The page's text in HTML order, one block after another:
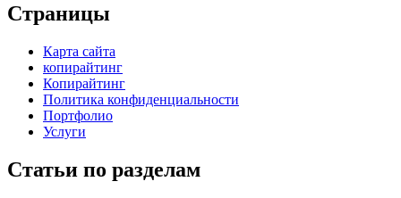
Страницы
Карта сайта
копирайтинг
Копирайтинг
Политика конфиденциальности
Портфолио
Услуги
Статьи по разделам